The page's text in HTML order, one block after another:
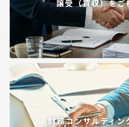
譲受（買収）をご
財務コンサルティン